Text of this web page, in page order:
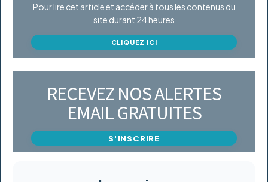
Pour lire cet article et accéder à tous les contenus du
site durant 24 heures
CLIQUEZ ICI
RECEVEZ NOS ALERTES
EMAIL GRATUITES
S'INSCRIRE